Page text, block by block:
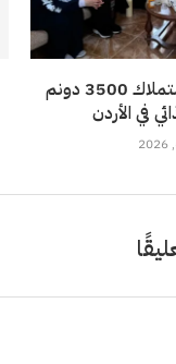
طهبوب من الأغوار: استملاك 3500 دونم
في الأردن